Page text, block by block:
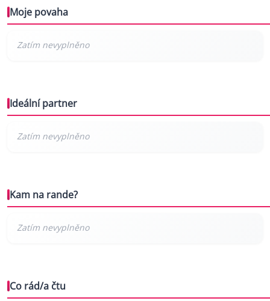
Moje povaha
Ideální partner
Kam na rande?
Co rád/a čtu